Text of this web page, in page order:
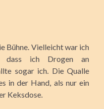
Bühne. Vielleicht war ich
dass ich Drogen an
sogar ich. Die Qualle
in der Hand, als nur ein
Keksdose.